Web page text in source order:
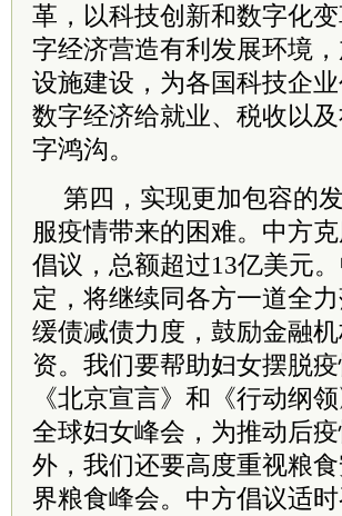
革，以科技创新和数字化
字经济营造有利发展环境
设施建设，为各国科技企
数字经济给就业、税收以
字鸿沟。
第四，实现更加包容的
服疫情带来的困难。中方
倡议，总额超过13亿美元
定，将继续同各方一道全
缓债减债力度，鼓励金融
资。我们要帮助妇女摆脱
《北京宣言》和《行动纲
全球妇女峰会，为推动后
外，我们还要高度重视粮
界粮食峰会。中方倡议适